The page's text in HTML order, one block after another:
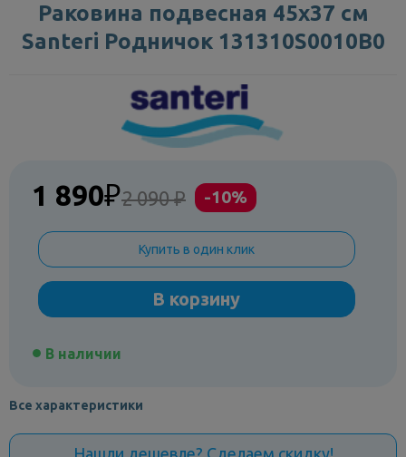
Раковина подвесная 45х37 см
Santeri Родничок 131310S0010B0
1 890₽2 090 ₽ -10%
Купить в один клик
В корзину
В наличии
Все характеристики
Нашли дешевле? Сделаем скидку!